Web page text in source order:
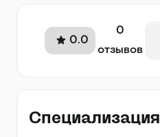
0.0
0
отзывов
Специализация